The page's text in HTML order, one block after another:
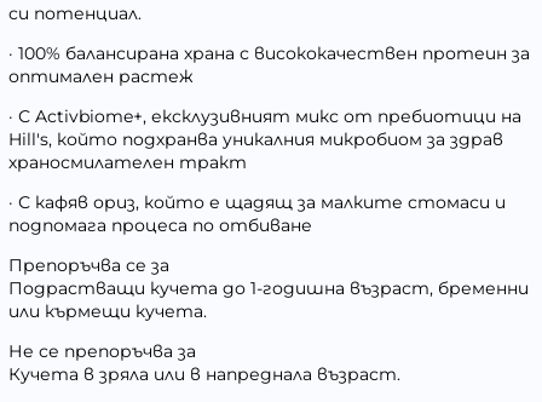
си потенциал.
· 100% балансирана храна с висококачествен протеин за
оптимален растеж
· С Activbiome+, ексклузивният микс от пребиотици на
Hill's, който подхранва уникалния микробиом за здрав
храносмилателен тракт
· С кафяв ориз, който е щадящ за малките стомаси и
подпомага процеса по отбиване
Препоръчва се за
Подрастващи кучета до 1-годишна възраст, бременни
или кърмещи кучета.
Не се препоръчва за
Кучета в зряла или в напреднала възраст.